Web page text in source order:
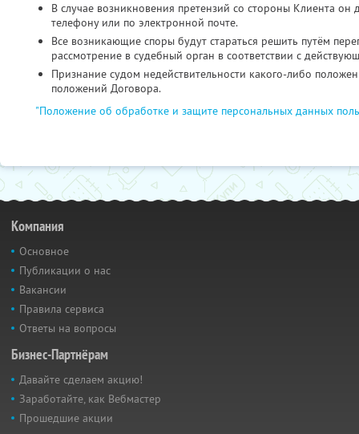
В случае возникновения претензий со стороны Клиента
телефону или по электронной почте.
Все возникающие споры будут стараться решить путём
рассмотрение в судебный орган в соответствии с
Признание судом недействительности какого-либо
положений Договора.
"Положение об обработке и защите персональных данных
Компания
Основное
Публикации о нас
Вакансии
Правила сервиса
Ответы на вопросы
Бизнес-Партнёрам
Давайте сделаем акцию!
Заработайте, как Вебмастер
Прошедшие акции